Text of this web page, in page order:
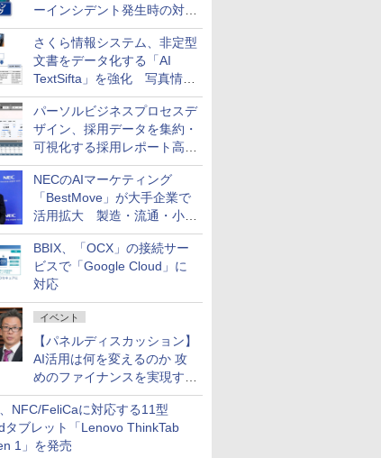
ーインシデント発生時の対応
と危機管理広報を一体的に訓
練するプログラムを提供
さくら情報システム、非定型
文書をデータ化する「AI
TextSifta」を強化 写真情報
のデータ化などに対応
パーソルビジネスプロセスデ
ザイン、採用データを集約・
可視化する採用レポート高速
化サービスを提供
NECのAIマーケティング
「BestMove」が大手企業で
活用拡大 製造・流通・小売
企業・広告代理店などが実装
フェーズへ
BBIX、「OCX」の接続サー
ビスで「Google Cloud」に
対応
イベント
【パネルディスカッション】
AI活用は何を変えるのか 攻
めのファイナンスを実現する
業務設計とマインドセット変
革
NFC/FeliCaに対応する11型
タブレット「Lenovo ThinkTab
1」を発売